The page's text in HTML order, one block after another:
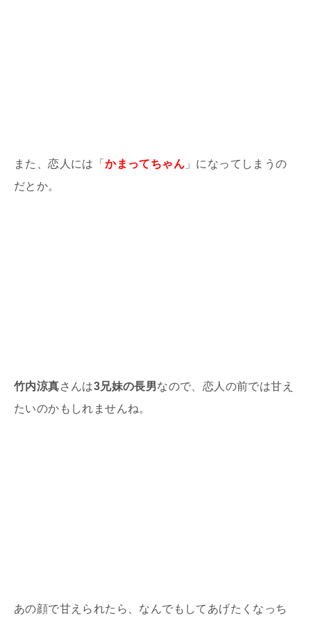
また、恋人には「かまってちゃん 」になってしまうの
だとか。
竹内涼真さんは3兄妹の長男なので、恋人の前では甘え
たいのかもしれませんね。
あの顔で甘えられたら、なんでもしてあげたくなっち